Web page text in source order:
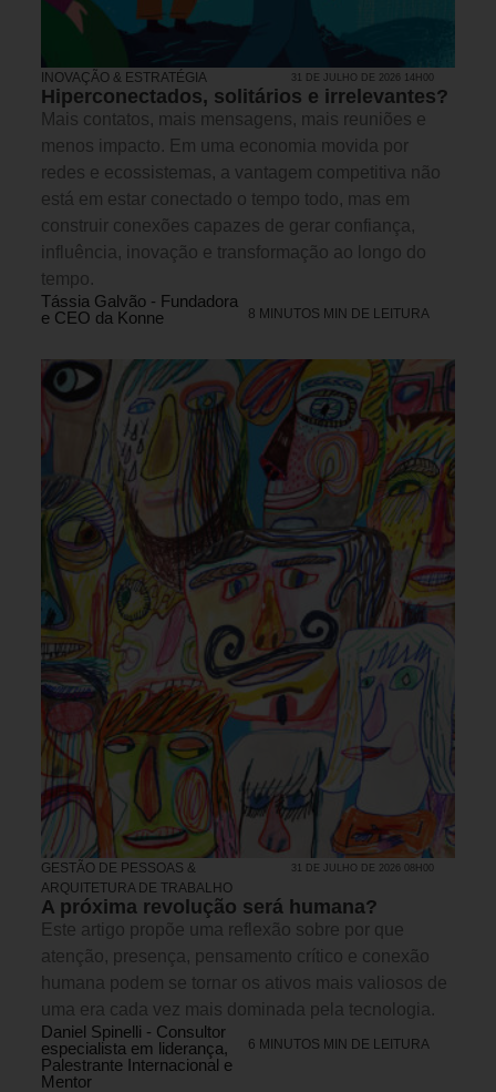
INOVAÇÃO & ESTRATÉGIA 31 DE JULHO DE 2026 14H00
Hiperconectados, solitários e irrelevantes?
Mais contatos, mais mensagens, mais reuniões e
menos impacto. Em uma economia movida por
redes e ecossistemas, a vantagem competitiva não
está em estar conectado o tempo todo, mas em
construir conexões capazes de gerar confiança,
influência, inovação e transformação ao longo do
tempo.
Tássia Galvão - Fundadora
e CEO da Konne
8 MINUTOS MIN DE LEITURA
GESTÃO DE PESSOAS &
ARQUITETURA DE TRABALHO
31 DE JULHO DE 2026 08H00
A próxima revolução será humana?
Este artigo propõe uma reflexão sobre por que
atenção, presença, pensamento crítico e conexão
humana podem se tornar os ativos mais valiosos de
uma era cada vez mais dominada pela tecnologia.
Daniel Spinelli - Consultor
especialista em liderança,
Palestrante Internacional e
Mentor
6 MINUTOS MIN DE LEITURA